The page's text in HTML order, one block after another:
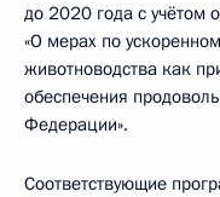
до 2020 года с учётом
«О мерах по
животноводства как
обеспечения
Федерации».
Соответствующие